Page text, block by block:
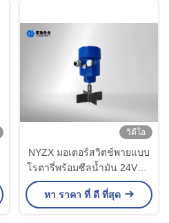
วิดีโอ
NYZX มอเตอร์สวิตช์พายแบบ
โรตารี่พร้อมซีลน้ำมัน 24VDC
/ 220VAC
หา ราคา ที่ ดี ที่สุด